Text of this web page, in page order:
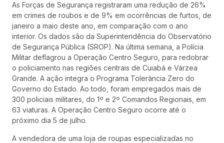
As Forças de Segurança registraram uma redução de 26%
em crimes de roubos e de 9% em ocorrências de furtos, de
janeiro a maio deste ano, em comparação com o ano
interior. Os dados são da Superintendência do Observatório
de Segurança Pública (SROP). Na última semana, a Polícia
Militar deflagrou a Operação Centro Seguro, para redobrar
o policiamento nas regiões centrais de Cuiabá e Várzea
Grande. A ação integra o Programa Tolerância Zero do
Governo do Estado. Ao todo, foram empregados mais de
300 policiais militares, do 1º e 2º Comandos Regionais, em
63 viaturas. A Operação Centro Seguro ocorre até o
próximo dia 5 de julho.
A vendedora de uma loja de roupas especializadas no